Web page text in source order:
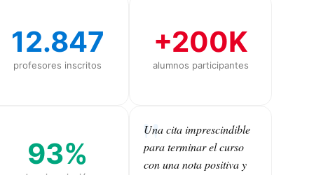
12.847
profesores inscritos
93%
+200K
alumnos participantes
Una cita imprescindible
para terminar el curso
con una nota positiva y